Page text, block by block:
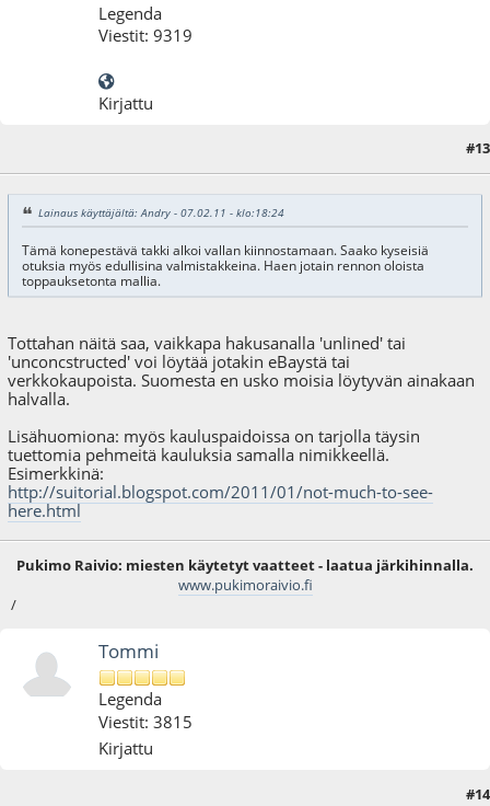
Legenda
Viestit: 9319
Kirjattu
#13
Lainaus käyttäjältä: Andry - 07.02.11 - klo:18:24
Tämä konepestävä takki alkoi vallan kiinnostamaan. Saako kyseisiä
otuksia myös edullisina valmistakkeina. Haen jotain rennon oloista
toppauksetonta mallia.
Tottahan näitä saa, vaikkapa hakusanalla 'unlined' tai
'unconcstructed' voi löytää jotakin eBaystä tai
verkkokaupoista. Suomesta en usko moisia löytyvän ainakaan
halvalla.
Lisähuomiona: myös kauluspaidoissa on tarjolla täysin
tuettomia pehmeitä kauluksia samalla nimikkeellä.
Esimerkkinä:
http://suitorial.blogspot.com/2011/01/not-much-to-see-
here.html
Pukimo Raivio: miesten käytetyt vaatteet - laatua järkihinnalla.
www.pukimoraivio.fi
/
Tommi
Legenda
Viestit: 3815
Kirjattu
#14